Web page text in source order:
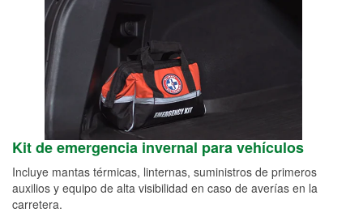
Kit de emergencia invernal para vehículos
Incluye mantas térmicas, linternas, suministros de primeros
auxilios y equipo de alta visibilidad en caso de averías en la
carretera.